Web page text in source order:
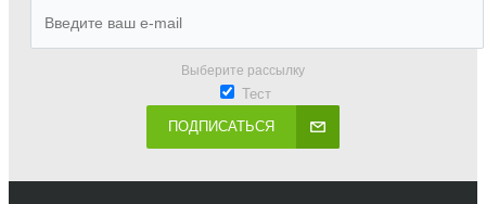
Выберите рассылку
Тест
ПОДПИСАТЬСЯ